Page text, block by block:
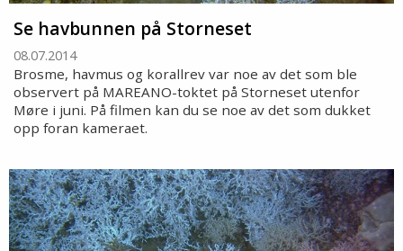
Se havbunnen på Storneset
08.07.2014
Brosme, havmus og korallrev var noe av det som ble
observert på MAREANO-toktet på Storneset utenfor
Møre i juni. På filmen kan du se noe av det som dukket
opp foran kameraet.